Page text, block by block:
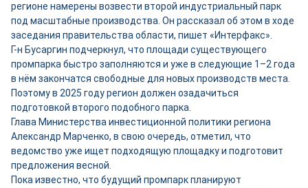
регионе намерены возвести второй индустриальный парк
под масштабные производства. Он рассказал об этом в ходе
заседания правительства области, пишет «Интерфакс».
Г-н Бусаргин подчеркнул, что площади существующего
промпарка быстро заполняются и уже в следующие 1–2 года
в нём закончатся свободные для новых производств места.
Поэтому в 2025 году регион должен озадачиться
подготовкой второго подобного парка.
Глава Министерства инвестиционной политики региона
Александр Марченко, в свою очередь, отметил, что
ведомство уже ищет подходящую площадку и подготовит
предложения весной.
Пока известно, что будущий промпарк планируют